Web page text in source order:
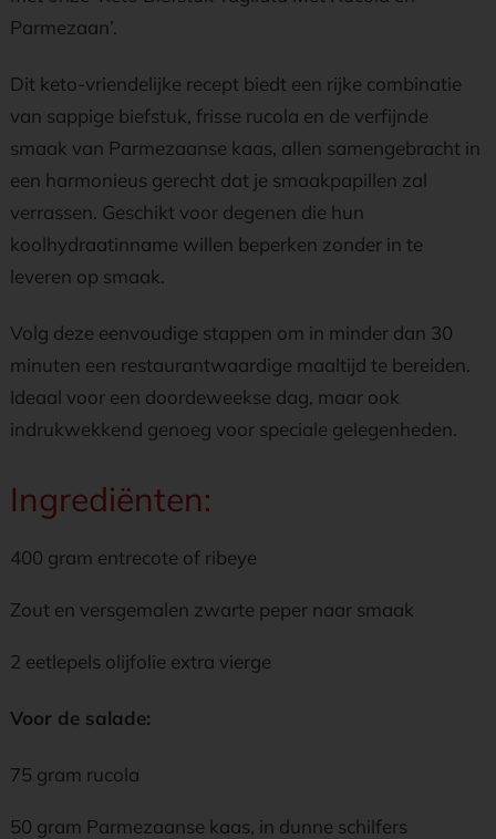
Parmezaan’.
Dit keto-vriendelijke recept biedt een rijke combinatie
van sappige biefstuk, frisse rucola en de verfijnde
smaak van Parmezaanse kaas, allen samengebracht in
een harmonieus gerecht dat je smaakpapillen zal
verrassen. Geschikt voor degenen die hun
koolhydraatinname willen beperken zonder in te
leveren op smaak.
Volg deze eenvoudige stappen om in minder dan 30
minuten een restaurantwaardige maaltijd te bereiden.
Ideaal voor een doordeweekse dag, maar ook
indrukwekkend genoeg voor speciale gelegenheden.
Ingrediënten:
400 gram entrecote of ribeye
Zout en versgemalen zwarte peper naar smaak
2 eetlepels olijfolie extra vierge
Voor de salade:
75 gram rucola
50 gram Parmezaanse kaas, in dunne schilfers